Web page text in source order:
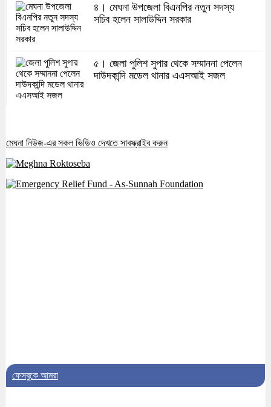
৪। মেঘনা উপজেলা বিএনপির নতুন সদস্য
সচিব হলেন সালাউদ্দিন সরকার
৫। জেলা পুলিশ সুপার থেকে সম্মাননা পেলেন
দাউদকান্দি মডেল থানার এএসআই সজল
নিলেন ড. খন্দকার মারুফ হোসেন
চেষ্টা ও প্রাণনাশের হুমকির অভিযোগ
মেঘনা নিউজ-এর সকল ভিডিও দেখতে সাবস্ক্রাইব করুন
ফেসবুকে আমরা